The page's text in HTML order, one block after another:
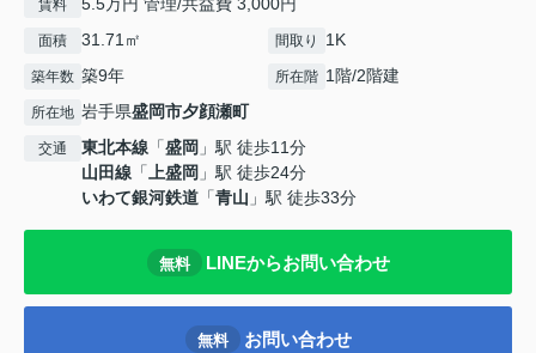
賃料 5.5万円 管理/共益費 3,000円
面積 31.71㎡ 間取り 1K
築年数 築9年 所在階 1階/2階建
所在地 岩手県盛岡市夕顔瀬町
交通 東北本線 「盛岡 」駅 徒歩11分
山田線 「上盛岡 」駅 徒歩24分
いわて銀河鉄道 「青山 」駅 徒歩33分
無料 LINEからお問い合わせ
無料 お問い合わせ